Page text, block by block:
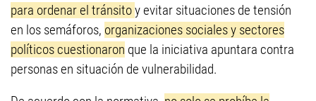
para ordenar el tránsitoy evitar situaciones de tensión
en los semáforos, organizaciones sociales y sectores
políticos cuestionaron que la iniciativa apuntara contra
personas en situación de vulnerabilidad.